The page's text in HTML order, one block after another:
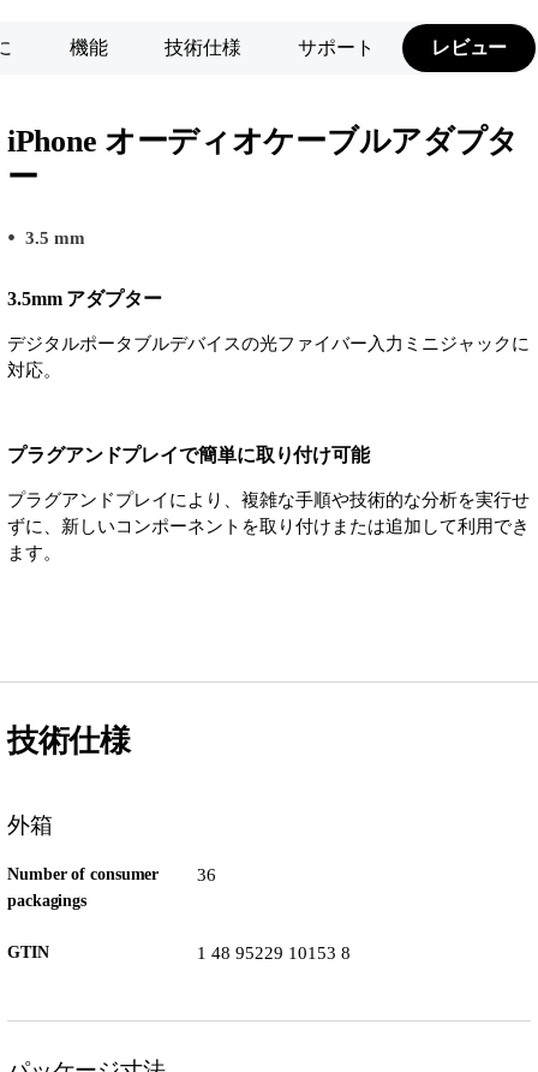
機能 技術仕様 サポート レビュー
iPhone オーディオケーブルアダプタ
ー
3.5 mm
3.5mm アダプター
デジタルポータブルデバイスの光ファイバー入力ミニジャックに
対応。
プラグアンドプレイで簡単に取り付け可能
プラグアンドプレイにより、複雑な手順や技術的な分析を実行せ
ずに、新しいコンポーネントを取り付けまたは追加して利用でき
ます。
技術仕様
外箱
Number of consumer
packagings
36
GTIN 1 48 95229 10153 8